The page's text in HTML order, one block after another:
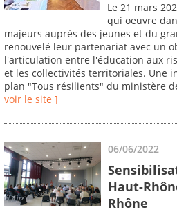
Le 21 mars
qui oeuvre
majeurs auprès des jeunes et du
renouvelé leur partenariat avec un
l'articulation entre l'éducation aux
et les collectivités territoriales. Une
plan "Tous résilients" du ministère
voir le site ]
06/06/2022
Haut-
Rhône